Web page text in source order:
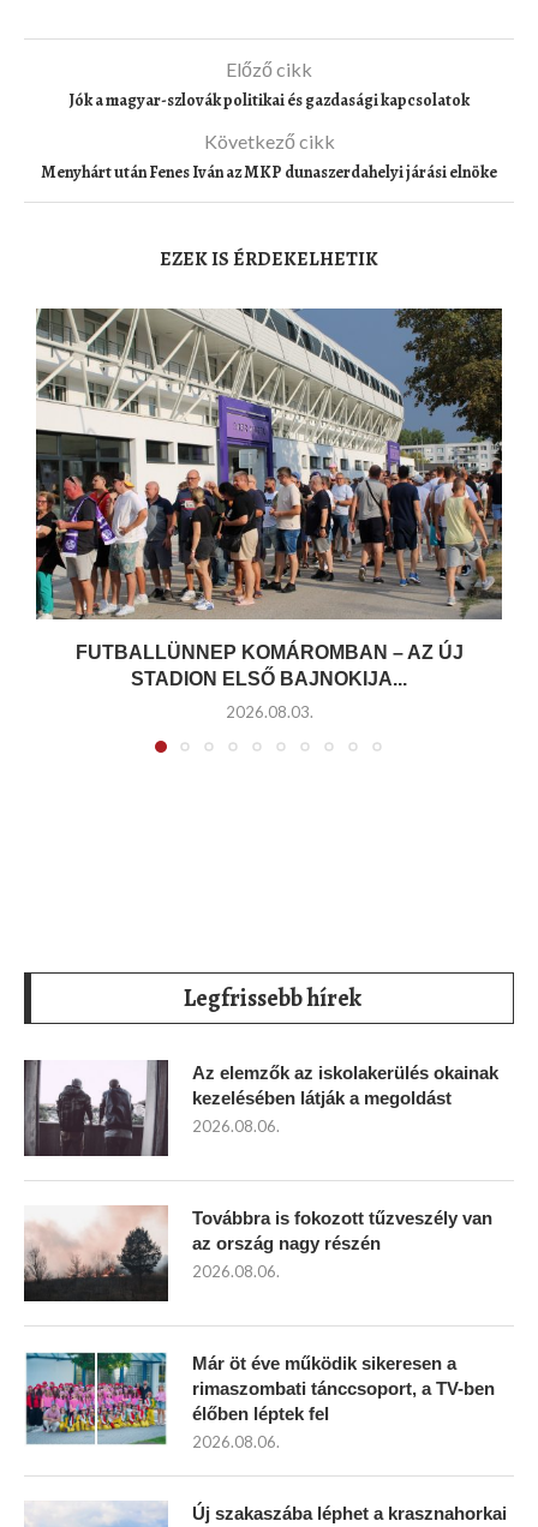
Előző cikk
Jók a magyar-szlovák politikai és gazdasági kapcsolatok
Következő cikk
Menyhárt után Fenes Iván az MKP dunaszerdahelyi járási elnöke
EZEK IS ÉRDEKELHETIK
FUTBALLÜNNEP KOMÁROMBAN – AZ ÚJ
STADION ELSŐ BAJNOKIJA...
2026.08.03.
Legfrissebb hírek
Az elemzők az iskolakerülés okainak
kezelésében látják a megoldást
2026.08.06.
Továbbra is fokozott tűzveszély van
az ország nagy részén
2026.08.06.
Már öt éve működik sikeresen a
rimaszombati tánccsoport, a TV-ben
élőben léptek fel
2026.08.06.
Új szakaszába léphet a krasznahorkai